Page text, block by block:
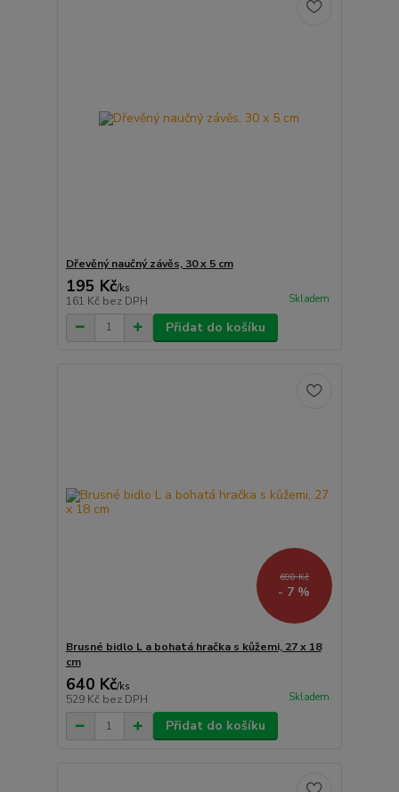
Dřevěný naučný závěs, 30 x 5 cm
195 Kč/ks
161 Kč bez DPH Skladem
Přidat do košíku
690 Kč
- 7 %
Brusné bidlo L a bohatá hračka s kůžemi, 27 x 18
cm
640 Kč/ks
529 Kč bez DPH Skladem
Přidat do košíku